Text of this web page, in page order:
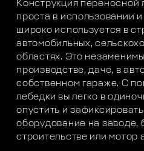
Конструкция переносной
проста в использовании
широко используется в
автомобильных,
областях. Это
производстве, даче, в
собственном гараже. С
лебедки вы легко в
опустить и
оборудование на заводе,
строительстве или мотор